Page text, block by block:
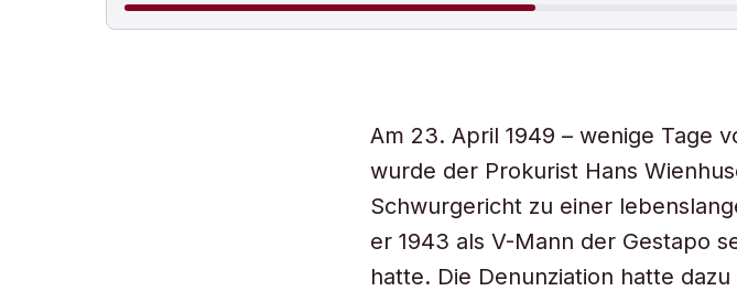
Am 23. April 1949 – wenige Tage
wurde der Prokurist Hans
Schwurgericht zu einer
er 1943 als V-Mann der Gestapo
hatte. Die Denunziation hatte